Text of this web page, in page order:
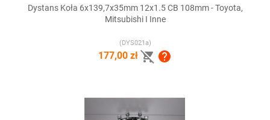
Dystans Koła 6x139,7x35mm 12x1.5 CB 108mm - Toyota,
Mitsubishi I Inne
(DYS021a)
177,00 zł  